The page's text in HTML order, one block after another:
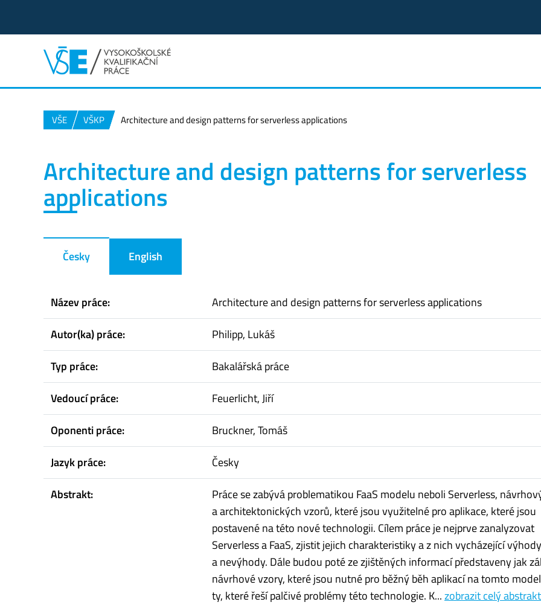
VŠE VŠKP Architecture and design patterns for serverless applications
Architecture and design patterns for serverless
applications
Česky English
Název práce:
Architecture and design patterns for serverless applications
Autor(ka) práce:
Philipp, Lukáš
Typ práce:
Bakalářská práce
Vedoucí práce:
Feuerlicht, Jiří
Oponenti práce:
Bruckner, Tomáš
Jazyk práce:
Česky
Abstrakt:
Práce se zabývá problematikou FaaS modelu neboli Serverless,
a architektonických vzorů, které jsou využitelné pro aplikace, které jsou
postavené na této nové technologii. Cílem práce je nejprve zanalyzovat
Serverless a FaaS, zjistit jejich charakteristiky a z nich vycházející výhody
a nevýhody. Dále budou poté ze zjištěných informací představeny jak
návrhové vzory, které jsou nutné pro běžný běh aplikací na tomto
ty, které řeší palčivé problémy této technologie. K...zobrazit celý abstrakt